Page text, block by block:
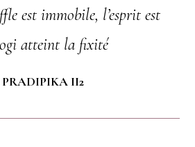
est immobile, l’esprit est
atteint la fixité
II2